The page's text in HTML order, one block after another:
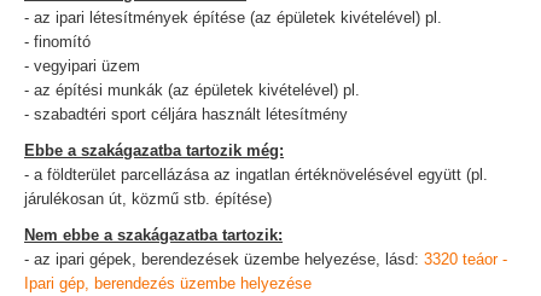
KAPCSOLAT
IRODÁK
- az ipari létesítmények építése (az épületek kivételével) pl.
- finomító
- vegyipari üzem
- az építési munkák (az épületek kivételével) pl.
- szabadtéri sport céljára használt létesítmény
Ebbe a szakágazatba tartozik még:
- a földterület parcellázása az ingatlan értéknövelésével együtt (pl.
járulékosan út, közmű stb. építése)
Nem ebbe a szakágazatba tartozik:
- az ipari gépek, berendezések üzembe helyezése, lásd: 3320 teáor -
Ipari gép, berendezés üzembe helyezése